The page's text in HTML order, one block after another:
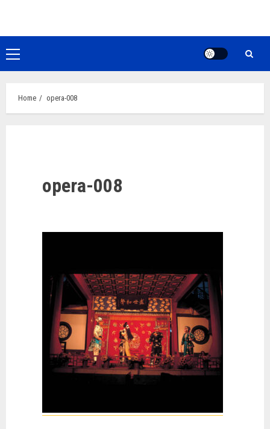
de
inhoudPrimair
menu
Home opera-008
opera-008